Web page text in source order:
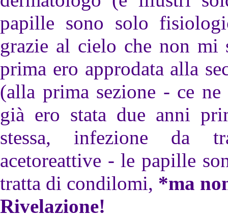
papille sono solo
grazie al cielo che non mi
prima ero approdata alla
(alla prima sezione - ce
già ero stata due anni
stessa, infezione da
acetoreattive - le papille
tratta di condilomi, *ma
Rivelazione!